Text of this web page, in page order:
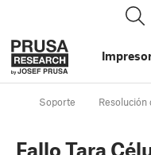
Soporte
Fallo Tara